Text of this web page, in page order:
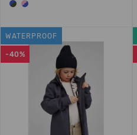
-40%
WATERPROOF